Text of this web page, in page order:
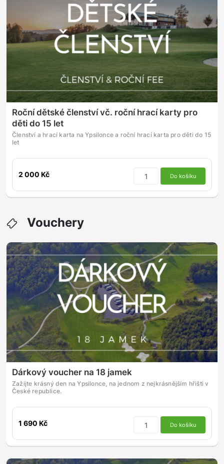
Roční dětské členství vč. roční hrací karty pro
děti do 15 let
Členství a hrací karta na Ypsilonce a roční hrací karta pro děti do 15
let
2 000 Kč Do košíku
Vouchery
Dárkový voucher na 18 jamek
Zažijte krásný den na Ypsilonce, na jednom z nejkrásnějším hřišti v
České republice.
1 690 Kč Do košíku